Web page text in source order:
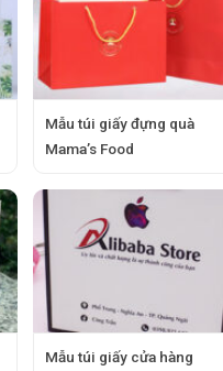
Mẫu túi giấy đựng quà
Mama’s Food
Mẫu túi giấy cửa hàng